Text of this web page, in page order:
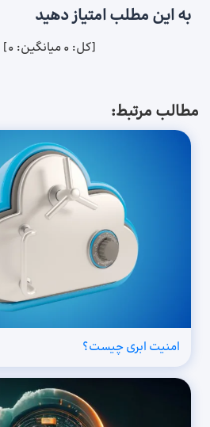
به این مطلب امتیاز دهید
[کل: 0میانگین: 0
]
مطالب مرتبط:
امنیت ابری چیست؟